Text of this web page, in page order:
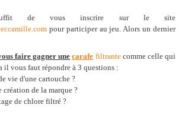
de vous inscrire sur le site
pour participer au jeu. Alors un dernier
faire gagner une carafe filtrantecomme celle qui
il vous faut répondre à 3 questions :
vie d'une cartouche ?
création de la marque ?
de chlore filtré ?